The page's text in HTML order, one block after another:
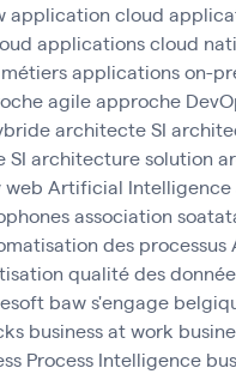
application cloud
applications cloud
applications on-
agileapproche
architecte SI
SI architecture solution
web Artificial Intelligence
association
des processus
qualité des
baw s'engage
business at work
Process Intelligence